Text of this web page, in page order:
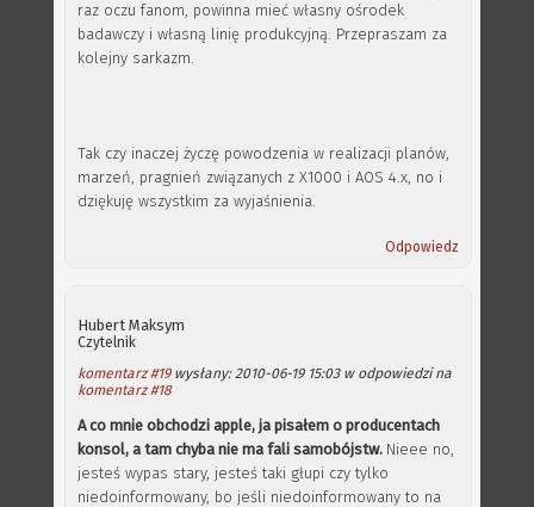
raz oczu fanom, powinna mieć własny ośrodek
badawczy i własną linię produkcyjną. Przepraszam za
kolejny sarkazm.
Tak czy inaczej życzę powodzenia w realizacji planów,
marzeń, pragnień związanych z X1000 i AOS 4.x, no i
dziękuję wszystkim za wyjaśnienia.
Odpowiedz
Hubert Maksym
Czytelnik
komentarz #19wysłany: 2010-06-19 15:03 w odpowiedzi na
komentarz #18
A co mnie obchodzi apple, ja pisałem o producentach
konsol, a tam chyba nie ma fali samobójstw. Nieee no,
jesteś wypas stary, jesteś taki głupi czy tylko
niedoinformowany, bo jeśli niedoinformowany to na